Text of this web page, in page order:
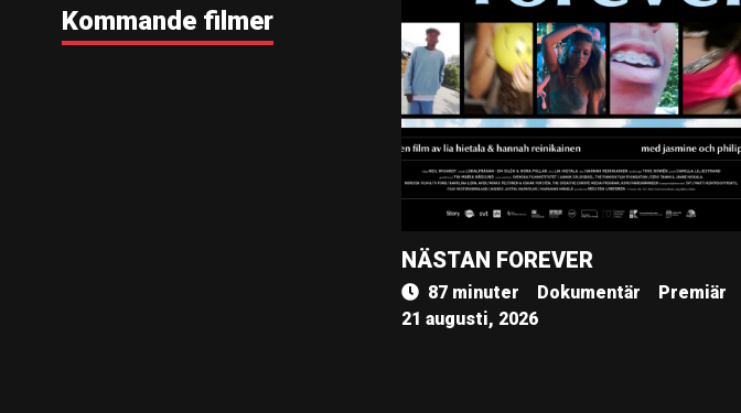
Kommande filmer
NÄSTAN FOREVER
87 minuter Dokumentär
Premiär
21 augusti, 2026